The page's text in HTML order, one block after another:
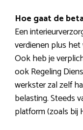
Hoe gaat de
Een
verdienen plus
Ook heb je
ook Regeling
werkster zal zelf
belasting. Steeds
platform (zoals bij